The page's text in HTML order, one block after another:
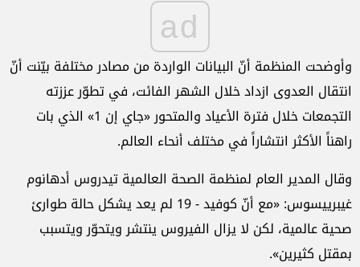
ad
وأوضحت المنظمة أنّ البيانات الواردة من مصادر مختلفة بيّنت أنّ
انتقال العدوى ازداد خلال الشهر الفائت، في تطوّر عززته
التجمعات خلال فترة الأعياد والمتحور «جاي إن 1» الذي بات
راهناً الأكثر انتشاراً في مختلف أنحاء العالم.
وقال المدير العام لمنظمة الصحة العالمية تيدروس أدهانوم
غيبرييسوس: «مع أنّ كوفيد - 19 لم يعد يشكل حالة طوارئ
صحية عالمية، لكن لا يزال الفيروس ينتشر ويتحوّر ويتسبب
بمقتل كثيرين».